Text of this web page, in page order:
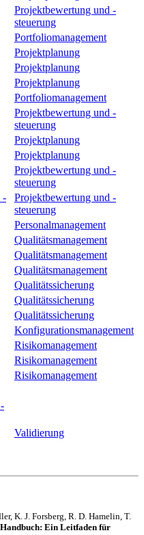
Projektbewertung und -
steuerung
Portfoliomanagement
Projektplanung
Projektplanung
Projektplanung
Portfoliomanagement
Projektbewertung und -
steuerung
Projektplanung
Projektplanung
Projektbewertung und -
steuerung
-
Projektbewertung und -
steuerung
Personalmanagement
Qualitätsmanagement
Qualitätsmanagement
Qualitätsmanagement
Qualitätssicherung
Qualitätssicherung
Qualitätssicherung
Konfigurationsmanagement
Risikomanagement
Risikomanagement
Risikomanagement
Validierung
K. J. Forsberg, R. D. Hamelin, T.
Ein Leitfaden für